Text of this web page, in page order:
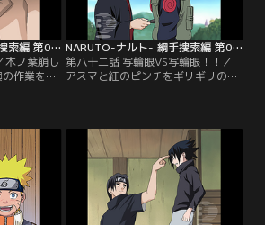
NARUTO-ナルト- 綱手捜索編 第081話
木ノ葉崩し
作業を急
柿鬼鮫
気づいた
人の元に
イチャン
NARUTO-ナルト- 綱手捜索編 第082話
第八十二話 写輪眼VS写輪眼！！／
アスマと紅のピンチをギリギリのと
眼を持つ者同士の戦いが始まった。
高度な術の応酬が続く中、写輪眼の
真の継承者であるイタチが、最強と
恐れられてきたうちは一族の本当の
力を発動させる…。【提供：バンダ
イチャンネル】